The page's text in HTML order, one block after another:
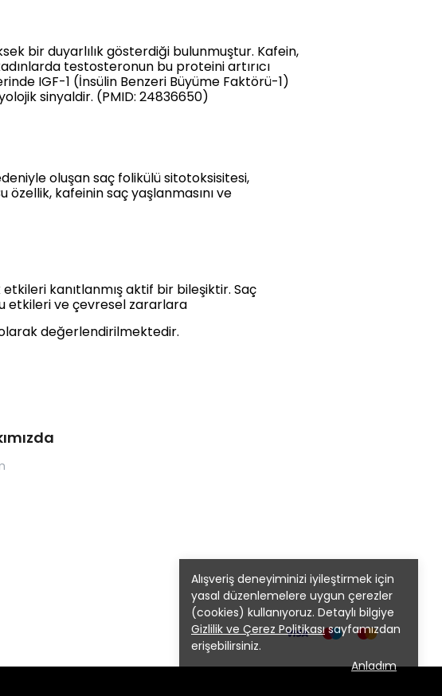
Alışveriş deneyiminizi iyileştirmek için
yasal düzenlemelere uygun çerezler
(cookies) kullanıyoruz. Detaylı bilgiye
Gizlilik ve Çerez Politikasısayfamızdan
erişebilirsiniz.
Anladım
bir duyarlılık gösterdiği bulunmuştur. Kafein,
testosteronun bu proteini artırıcı
IGF-1 (İnsülin Benzeri Büyüme Faktörü-1)
sinyaldir. (PMID: 24836650)
oluşan saç folikülü sitotoksisitesi,
kafeinin saç yaşlanmasını ve
kanıtlanmış aktif bir bileşiktir. Saç
etkileri ve çevresel zararlara
değerlendirilmektedir.